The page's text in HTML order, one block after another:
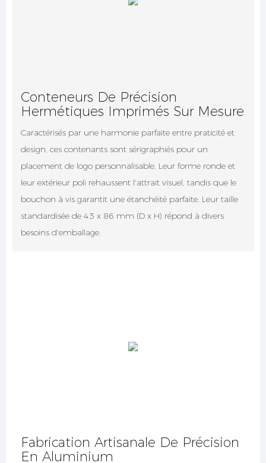
Conteneurs De Précision
Hermétiques Imprimés Sur Mesure
Caractérisés par une harmonie parfaite entre praticité et
design, ces contenants sont sérigraphiés pour un
placement de logo personnalisable. Leur forme ronde et
leur extérieur poli rehaussent l'attrait visuel, tandis que le
bouchon à vis garantit une étanchéité parfaite. Leur taille
standardisée de 43 x 86 mm (D x H) répond à divers
besoins d'emballage.
Fabrication Artisanale De Précision
En Aluminium